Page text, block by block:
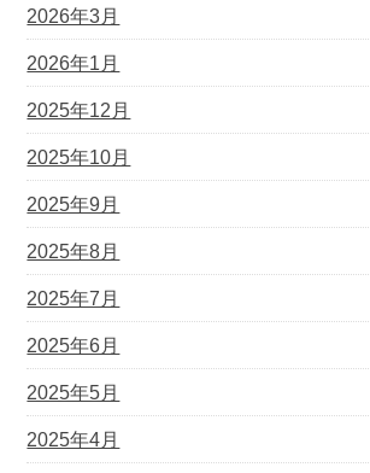
2026年3月
2026年1月
2025年12月
2025年10月
2025年9月
2025年8月
2025年7月
2025年6月
2025年5月
2025年4月